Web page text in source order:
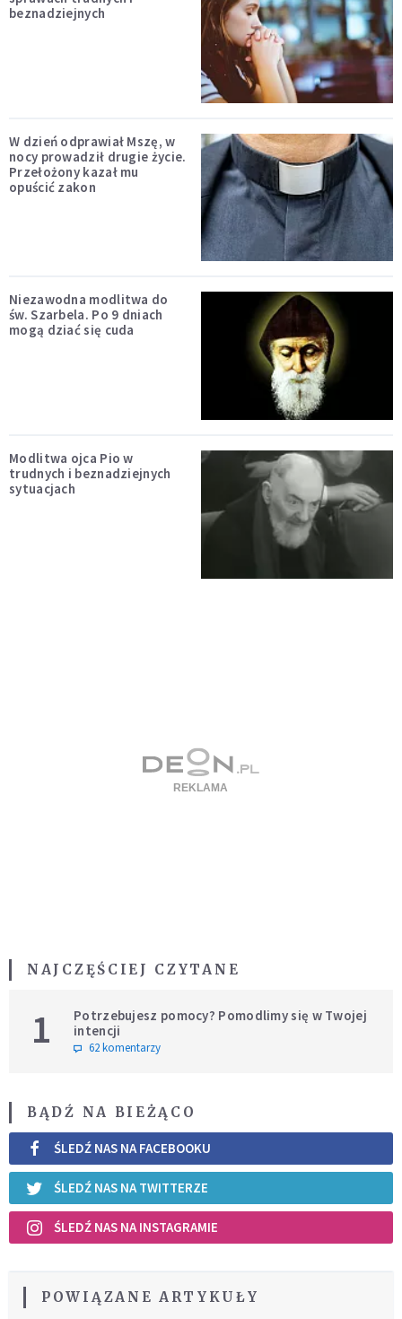
beznadziejnych
W dzień odprawiał Mszę, w
nocy prowadził drugie życie.
Przełożony kazał mu
opuścić zakon
Niezawodna modlitwa do
św. Szarbela. Po 9 dniach
mogą dziać się cuda
Modlitwa ojca Pio w
trudnych i beznadziejnych
sytuacjach
NAJCZĘŚCIEJ CZYTANE
1
Potrzebujesz pomocy? Pomodlimy się w Twojej
intencji
62 komentarzy
BĄDŹ NA BIEŻĄCO
ŚLEDŹ NAS NA FACEBOOKU
ŚLEDŹ NAS NA TWITTERZE
ŚLEDŹ NAS NA INSTAGRAMIE
POWIĄZANE ARTYKUŁY